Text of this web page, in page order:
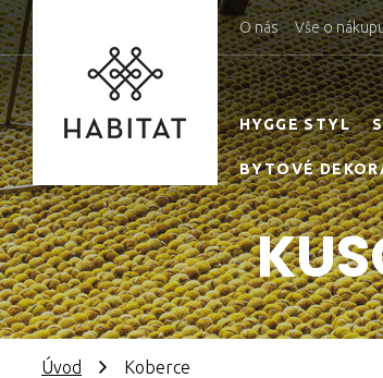
O nás Vše o
HYGGE STYL
BYTOVÉ
Úvod Koberce